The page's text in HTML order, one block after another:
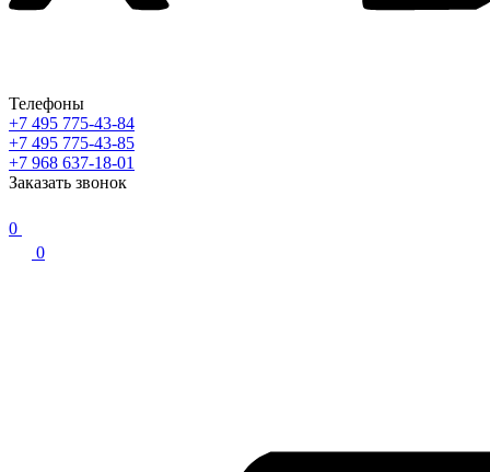
Телефоны
+7 495 775-43-84
+7 495 775-43-85
+7 968 637-18-01
Заказать звонок
0
0